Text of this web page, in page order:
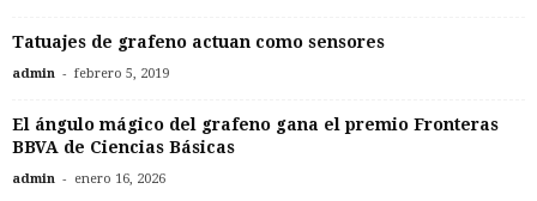
Tatuajes de grafeno actuan como sensores
admin - febrero 5, 2019
El ángulo mágico del grafeno gana el premio Fronteras
BBVA de Ciencias Básicas
admin - enero 16, 2026